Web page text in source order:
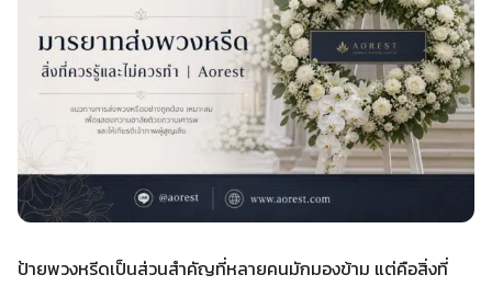
ป้ายพวงหรีดเป็นส่วนสำคัญที่หลายคนมักมองข้าม แต่คือสิ่งที่